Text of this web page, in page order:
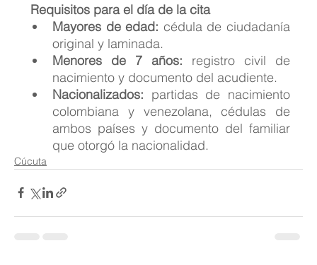
Requisitos para el día de la cita
Mayores de edad: cédula de ciudadanía
original y laminada.
Menores de 7 años: registro civil de
nacimiento y documento del acudiente.
Nacionalizados: partidas de nacimiento
colombiana y venezolana, cédulas de
ambos países y documento del familiar
que otorgó la nacionalidad.
Cúcuta